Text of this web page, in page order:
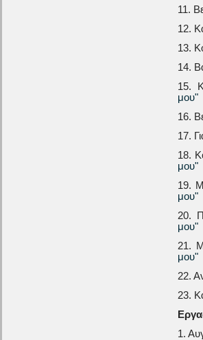
11.
12.
13.
14.
15.
μου"
16.
17.
18.
μου"
19.
μου"
20.
μου"
21.
μου"
22.
23.
1.